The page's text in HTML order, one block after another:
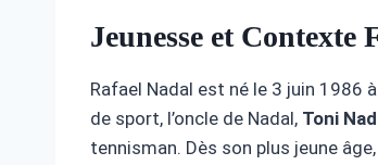
Jeunesse et Contexte
Rafael Nadal est né le 3 juin 1986 à
de sport, l’oncle de Nadal, Toni
tennisman. Dès son plus jeune